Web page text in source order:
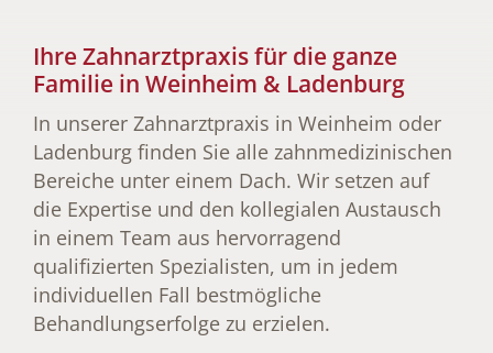
Ihre Zahnarztpraxis für die ganze
Familie in Weinheim & Ladenburg
In unserer Zahnarztpraxis in Weinheim oder
Ladenburg finden Sie alle zahnmedizinischen
Bereiche unter einem Dach. Wir setzen auf
die Expertise und den kollegialen Austausch
in einem Team aus hervorragend
qualifizierten Spezialisten, um in jedem
individuellen Fall bestmögliche
Behandlungserfolge zu erzielen.